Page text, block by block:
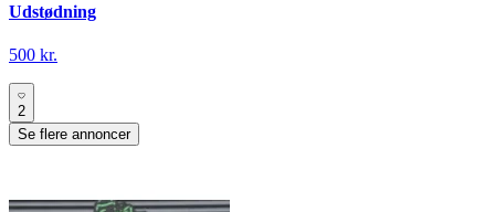
Udstødning
500 kr.
2
Se flere annoncer